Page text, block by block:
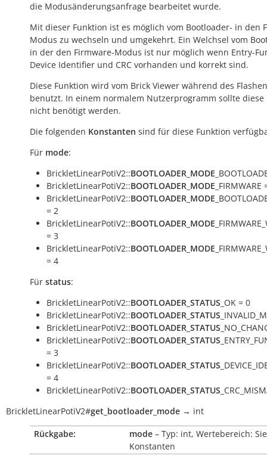
die Modusänderungsanfrage bearbeitet wurde.
Mit dieser Funktion ist es möglich vom Bootloader- in den
Modus zu wechseln und umgekehrt. Ein Welchsel vom
in der den Firmware-Modus ist nur möglich wenn Entry-
Device Identifier und CRC vorhanden und korrekt sind.
Diese Funktion wird vom Brick Viewer während des
benutzt. In einem normalem Nutzerprogramm sollte diese
nicht benötigt werden.
Die folgenden Konstanten sind für diese Funktion
Für mode:
BrickletLinearPotiV2::BOOTLOADER_MODE
BrickletLinearPotiV2::BOOTLOADER_MODE _FIRMWARE
BrickletLinearPotiV2::BOOTLOADER_MODE
= 2
BrickletLinearPotiV2::BOOTLOADER_MODE
= 3
BrickletLinearPotiV2::BOOTLOADER_MODE
= 4
Für status:
BrickletLinearPotiV2::BOOTLOADER_STATUS _OK = 0
BrickletLinearPotiV2::BOOTLOADER_STATUS
BrickletLinearPotiV2::BOOTLOADER_STATUS
BrickletLinearPotiV2::BOOTLOADER_STATUS
= 3
BrickletLinearPotiV2::BOOTLOADER_STATUS
= 4
BrickletLinearPotiV2::BOOTLOADER_STATUS
BrickletLinearPotiV2#get_bootloader_mode → int
Rückgabe:
mode – Typ: int, Wertebereich:
Konstanten